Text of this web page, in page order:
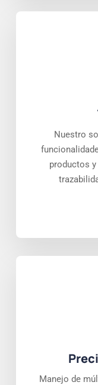
Nuestro
productos
Manejo de